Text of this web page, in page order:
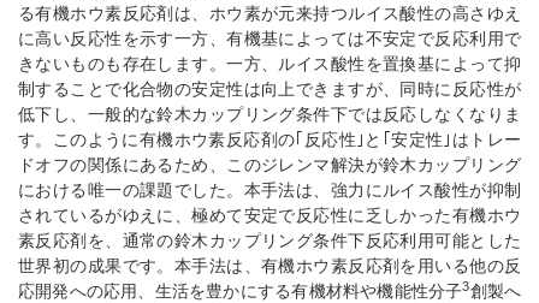
る有機ホウ素反応剤は、ホウ素が元来持つルイス酸性の高さゆえ
に高い反応性を示す一方、有機基によっては不安定で反応利用で
きないものも存在します。一方、ルイス酸性を置換基によって抑
制することで化合物の安定性は向上できますが、同時に反応性が
低下し、一般的な鈴木カップリング条件下では反応しなくなりま
す。このように有機ホウ素反応剤の｢反応性｣と｢安定性｣はトレー
ドオフの関係にあるため、このジレンマ解決が鈴木カップリング
における唯一の課題でした。本手法は、強力にルイス酸性が抑制
されているがゆえに、極めて安定で反応性に乏しかった有機ホウ
素反応剤を、通常の鈴木カップリング条件下反応利用可能とした
世界初の成果です。本手法は、有機ホウ素反応剤を用いる他の反
応開発への応用、生活を豊かにする有機材料や機能性分子3創製へ